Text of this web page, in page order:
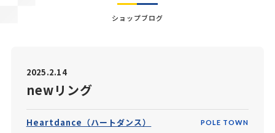
ショップブログ
2025.2.14
newリング
Heartdance（ハートダンス） POLE TOWN